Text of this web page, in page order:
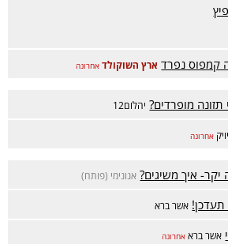
קמפוס נפרד ארץ השוקולד אחרונה
מופרדים? יהלום12
אחרונה
איך משיגים? אנונימי (פותח)
אשר ברא
אשר ברא אחרונה